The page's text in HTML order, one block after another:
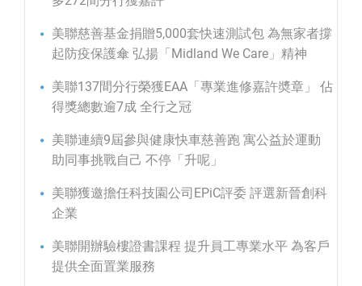
美聯慈善基金捐贈5,000套快速測試包 為無家者撐
起防疫保護傘 弘揚「Midland We Care」精神
美聯137間分行榮獲EAA「專業進修嘉許奬章」 佔
得獎總數逾7成 全行之冠
美聯連續9屆參與健康快車慈善跑 寓公益於運動
助同事挑戰自己 不停「升呢」
美聯獲邀擔任科技園公司EPiC評委 評選新晉創科
企業
美聯開辦驗樓證書課程 提升員工專業水平 為客戶
提供全面置業服務